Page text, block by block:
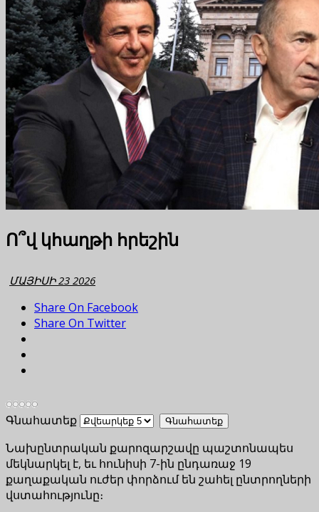
Ո՞վ կհաղթի հրեշին
ՄԱՅԻՍԻ 23 2026
Share On Facebook
Share On Twitter
Գնահատեք
Նախընտրական քարոզարշավը պաշտոնապես
մեկնարկել է, եւ հունիսի 7-ին ընդառաջ 19
քաղաքական ուժեր փորձում են շահել ընտրողների
վստահությունը։